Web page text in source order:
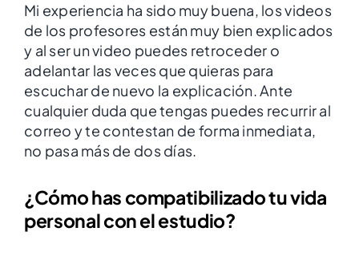
Mi experiencia ha sido muy buena, los videos
de los profesores están muy bien explicados
y al ser un video puedes retroceder o
adelantar las veces que quieras para
escuchar de nuevo la explicación. Ante
cualquier duda que tengas puedes recurrir al
correo y te contestan de forma inmediata,
no pasa más de dos días.
¿Cómo has compatibilizado tu vida
personal con el estudio?